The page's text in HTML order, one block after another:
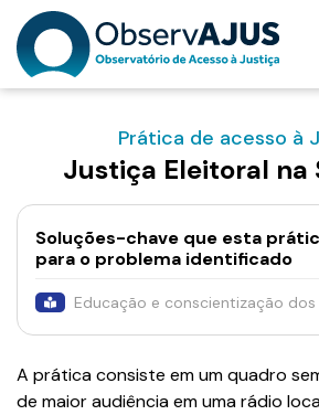
Prática de acesso à
Justiça Eleitoral na
Soluções-chave que esta
para o problema identificado
Educação e conscientização
A prática consiste em um quadro
de maior audiência em uma rádio